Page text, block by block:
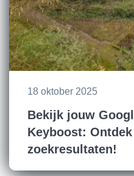
18 oktober 2025
Bekijk jouw
Keyboost:
zoekresultaten!